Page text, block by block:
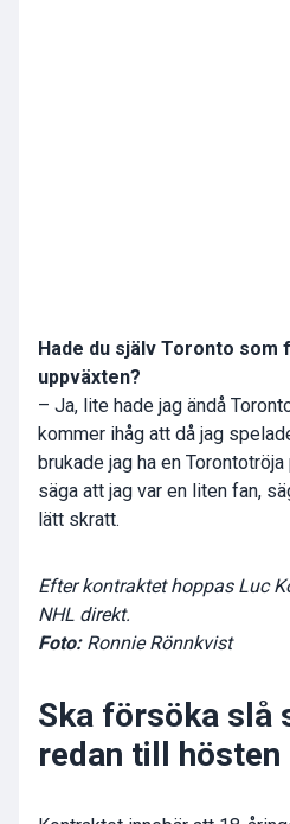
Hade du själv Toronto som
uppväxten?
– Ja, lite hade jag ändå
kommer ihåg att då jag
brukade jag ha en
säga att jag var en liten fan,
lätt skratt.
Efter kontraktet hoppas Luc
NHL direkt.
Foto: Ronnie Rönnkvist
Ska försöka slå
redan till hösten